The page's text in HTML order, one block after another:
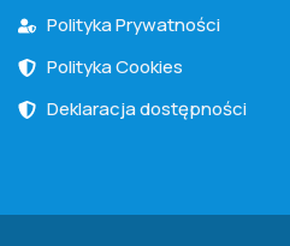
Polityka Prywatności
Polityka Cookies
Deklaracja dostępności